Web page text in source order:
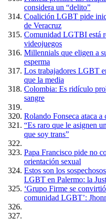
considera un “delito”
Coalición LGBT pide
de Veracruz
Comunidad LGTBI está
videojuegos
Millennials que eligen a
esperma
Los trabajadores LGBT
que la media
Colombia: Es ridículo
sangre
Rolando Fonseca ataca
“Es raro que le asignen
que soy trans”
Papa Francisco pide no
orientación sexual
Estos son los
LGBT en Palermo: la
‘Grupo Firme se
comunidad LGBT’: